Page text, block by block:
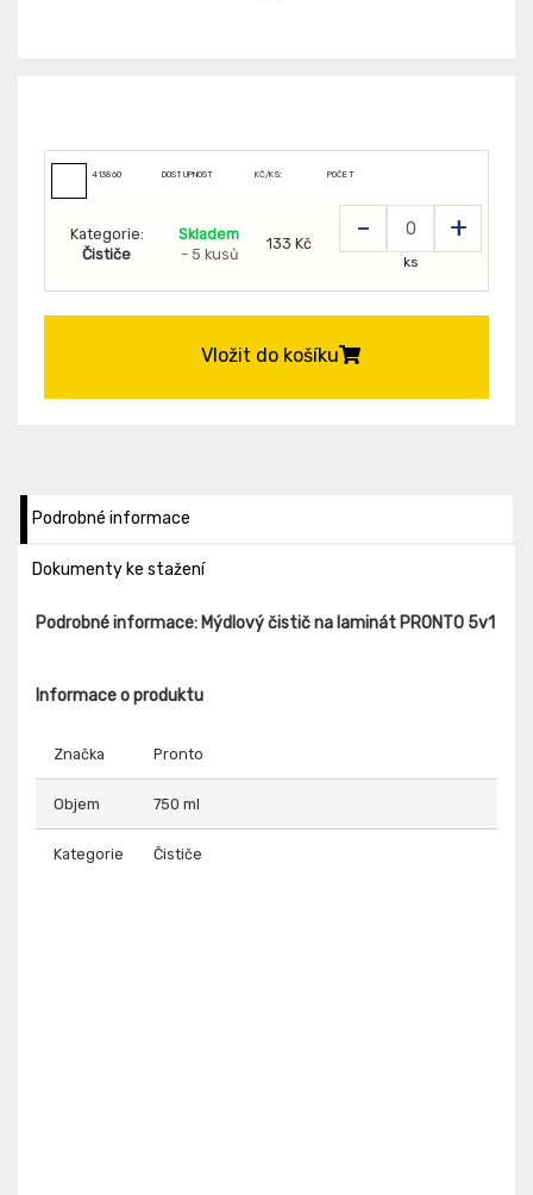
413860 DOSTUPNOST KČ/KS: POČET
Kategorie:
Čističe
Skladem
- 5 kusů
133 Kč - +
ks
Vložit do košíku
Podrobné informace
Dokumenty ke stažení
Podrobné informace: Mýdlový čistič na laminát PRONTO 5v1
Informace o produktu
Značka Pronto
Objem 750 ml
Kategorie Čističe